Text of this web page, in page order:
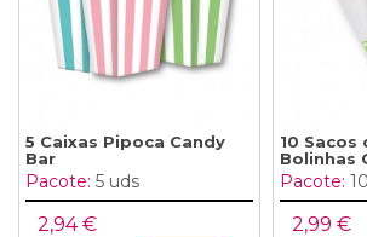
5 Caixas Pipoca Candy
Bar
Pacote: 5 uds
2,94 €
10 Sacos
Bolinhas
Pacote:
2,99 €